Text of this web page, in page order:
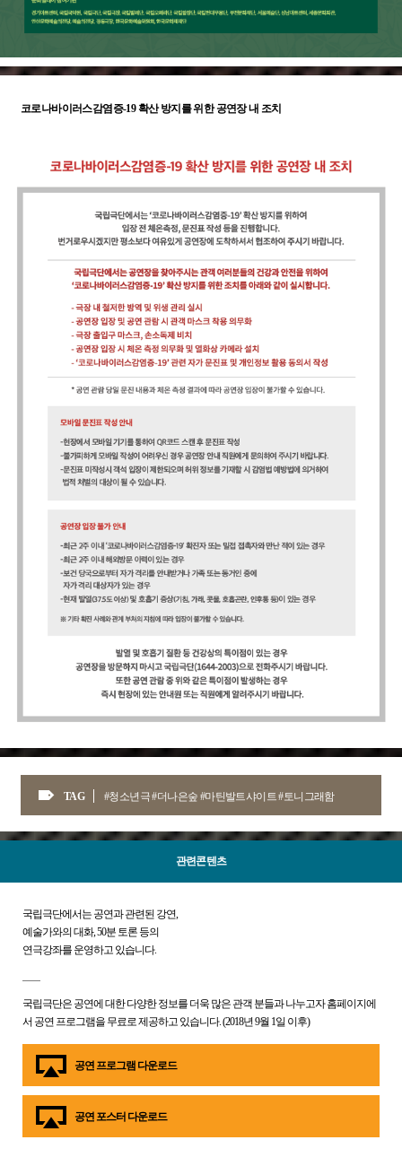
코로나바이러스감염증-19 확산 방지를 위한 공연장 내 조치
TAG #청소년극 #더나은숲 #마틴발트샤이트 #토니그래함
관련콘텐츠
국립극단에서는 공연과 관련된 강연,
예술가와의 대화, 50분 토론 등의
연극강좌를 운영하고 있습니다.
국립극단은 공연에 대한 다양한 정보를 더욱 많은 관객 분들과 나누고자 홈페이지에
서 공연 프로그램을 무료로 제공하고 있습니다. (2018년 9월 1일 이후)
공연 프로그램 다운로드
공연 포스터 다운로드